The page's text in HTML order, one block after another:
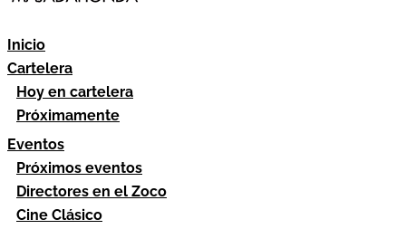
Inicio
Cartelera
Hoy en cartelera
Próximamente
Eventos
Próximos eventos
Directores en el Zoco
Cine Clásico